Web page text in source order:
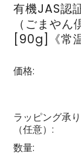
有機JAS認
（ごまや
[90g]《常
価格:
ラッピング承
（任意）:
数量: